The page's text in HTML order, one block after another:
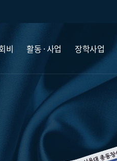
비 활동 · 사업 장학사업